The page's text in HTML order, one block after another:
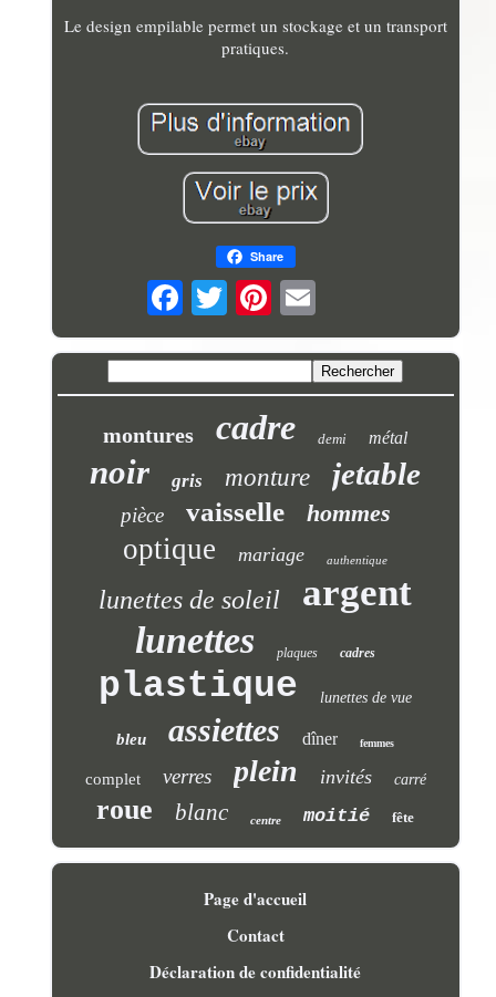
Le design empilable permet un stockage et un transport
pratiques.
Share
montures cadre demi métal
noir gris monture jetable
pièce vaisselle hommes
optique mariage authentique
lunettes de soleil argent
lunettes plaques cadres
plastique lunettes de vue
bleu assiettes dîner femmes
complet verres plein invités carré
roue blanc centre moitié fête
Page d'accueil
Contact
Déclaration de confidentialité